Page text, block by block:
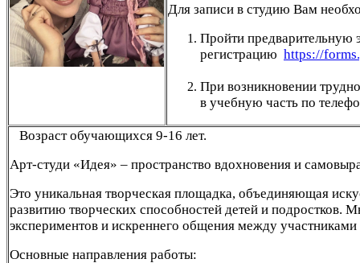
Для записи в студию Вам
Пройти предварительную
регистрацию https://
При возникновении
в учебную часть по
Возраст обучающихся 9-16 лет.
Арт-студи «Идея» – пространство вдохновения и
Это уникальная творческая площадка, объединяющая
развитию творческих способностей детей и
экспериментов и искреннего общения между участниками
Основные направления работы: